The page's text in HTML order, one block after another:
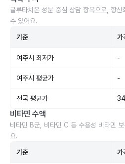
글루타치온 성분 중심 상담 항목으로, 항산
수 있어요.
기준 가
여주시 최저가 -
여주시 평균가 -
전국 평균가
비타민 수액
비타민 B군, 비타민 C 등 수용성 비타민
요.
기준 가